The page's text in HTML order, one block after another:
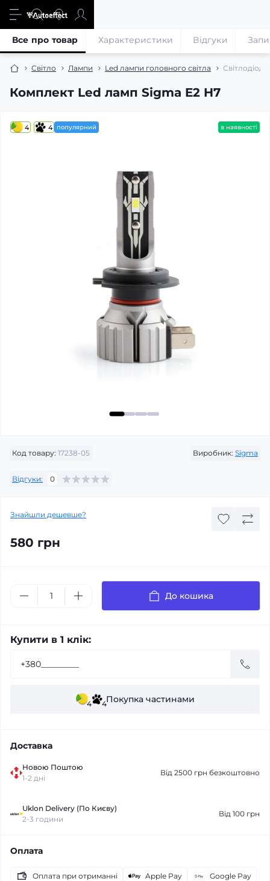
Світло Лампи Led лампи головного світла
Комплект Led ламп Sigma E2 H7
Все про товар Характеристики Відгуки
4 4 популярний в наявності
Код товару: 17238-05 Виробник: Sigma
Відгуки: 0
Знайшли дешевше?
580 грн
До кошика
Купити в 1 клік:
4 4Покупка частинами
Доставка
Новою Поштою
1-2 дні
Від 2500 грн безкоштовно
Uklon Delivery (По Києву)
2-3 години
Від 100 грн
Оплата
Оплата при отриманні Apple Pay
Google Pay